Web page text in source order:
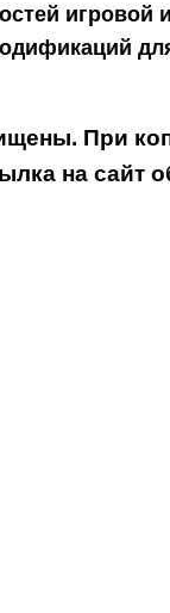
игровой
При
на сайт